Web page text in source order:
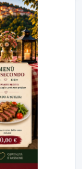
LabNews (replica)